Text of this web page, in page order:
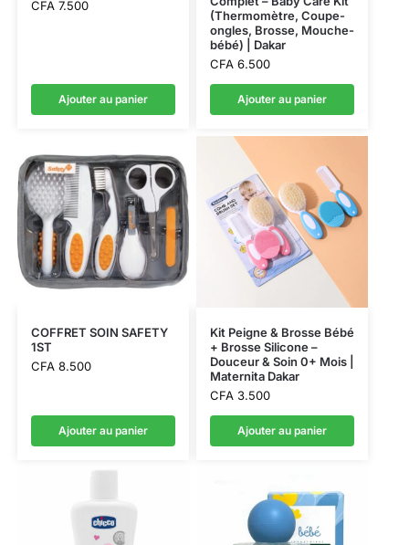
CFA7.500
Ajouter au panier
(Thermomètre, Coupe-
ongles, Brosse, Mouche-
bébé) | Dakar
CFA6.500
Ajouter au panier
COFFRET SOIN SAFETY
1ST
CFA8.500
Ajouter au panier
Kit Peigne & Brosse Bébé
+ Brosse Silicone –
Douceur & Soin 0+ Mois |
Maternita Dakar
CFA3.500
Ajouter au panier